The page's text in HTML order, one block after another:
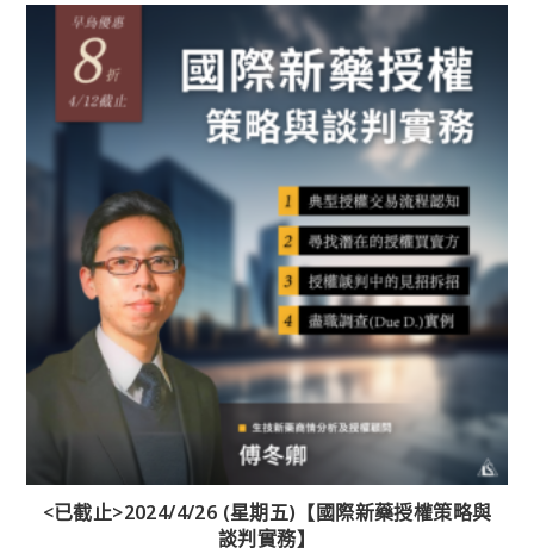
<已截止>2024/4/26 (星期五)【國際新藥授權策略與
談判實務】